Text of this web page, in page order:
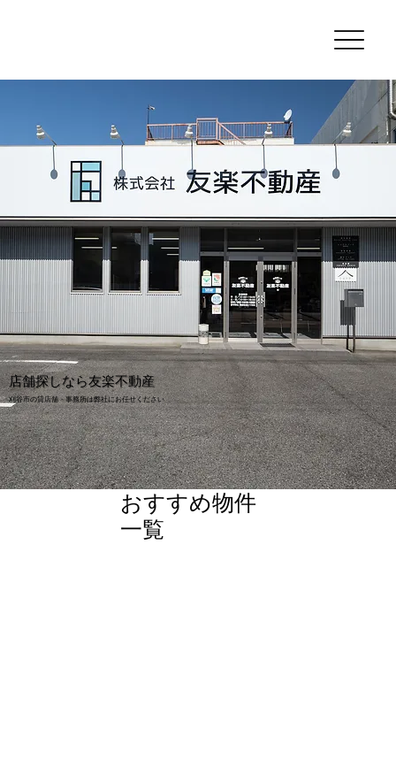
​店舗探しなら友楽不動産
​刈谷市の貸店舗・事務所は弊社にお任せください
​おすすめ物件
一覧